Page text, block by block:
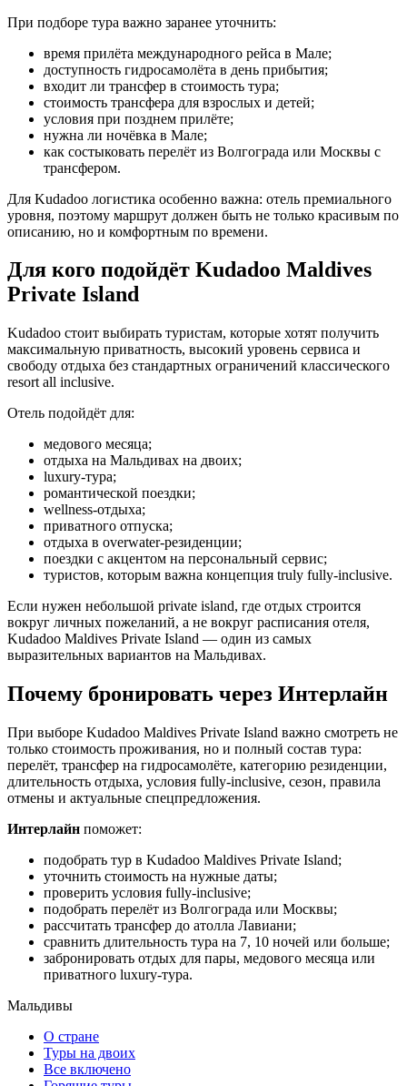
При подборе тура важно заранее уточнить:
время прилёта международного рейса в Мале;
доступность гидросамолёта в день прибытия;
входит ли трансфер в стоимость тура;
стоимость трансфера для взрослых и детей;
условия при позднем прилёте;
нужна ли ночёвка в Мале;
как состыковать перелёт из Волгограда или Москвы с
трансфером.
Для Kudadoo логистика особенно важна: отель премиального
уровня, поэтому маршрут должен быть не только красивым по
описанию, но и комфортным по времени.
Для кого подойдёт Kudadoo Maldives
Private Island
Kudadoo стоит выбирать туристам, которые хотят получить
максимальную приватность, высокий уровень сервиса и
свободу отдыха без стандартных ограничений классического
resort all inclusive.
Отель подойдёт для:
медового месяца;
отдыха на Мальдивах на двоих;
luxury-тура;
романтической поездки;
wellness-отдыха;
приватного отпуска;
отдыха в overwater-резиденции;
поездки с акцентом на персональный сервис;
туристов, которым важна концепция truly fully-inclusive.
Если нужен небольшой private island, где отдых строится
вокруг личных пожеланий, а не вокруг расписания отеля,
Kudadoo Maldives Private Island — один из самых
выразительных вариантов на Мальдивах.
Почему бронировать через Интерлайн
При выборе Kudadoo Maldives Private Island важно смотреть не
только стоимость проживания, но и полный состав тура:
перелёт, трансфер на гидросамолёте, категорию резиденции,
длительность отдыха, условия fully-inclusive, сезон, правила
отмены и актуальные спецпредложения.
Интерлайн поможет:
подобрать тур в Kudadoo Maldives Private Island;
уточнить стоимость на нужные даты;
проверить условия fully-inclusive;
подобрать перелёт из Волгограда или Москвы;
рассчитать трансфер до атолла Лавиани;
сравнить длительность тура на 7, 10 ночей или больше;
забронировать отдых для пары, медового месяца или
приватного luxury-тура.
Мальдивы
О стране
Туры на двоих
Все включено